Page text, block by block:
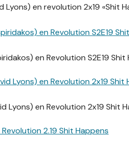
Lyons) en revolution 2x19 «Shit
en Revolution S2E19 Shit
Lyons) en Revolution 2x19 Shit